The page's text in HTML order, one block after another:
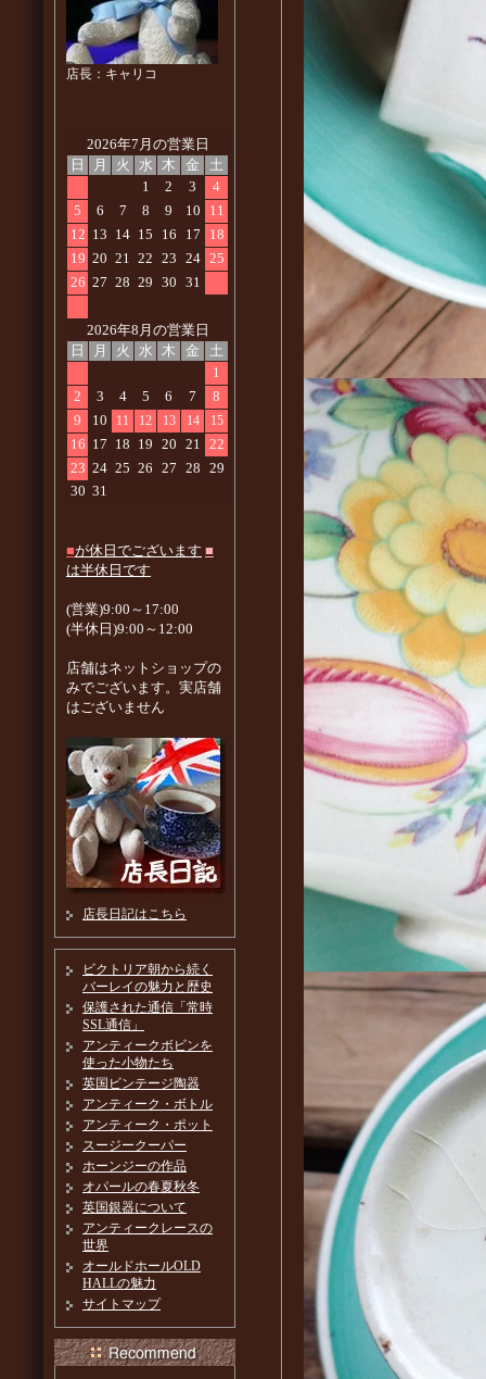
店長：キャリコ
2026年7月の営業日
日
月 火 水 木 金
土
1
2 3
4
5
6 7 8 9 10
11
12 13 14 15 16 17
18
19 20 21 22 23 24 25
26 27 28 29 30 31
2026年8月の営業日
日
月 火 水 木 金
土
1
2
3 4 5 6 7
8
9
10 11 12 13 14 15
16 17 18 19 20 21 22
23 24 25 26 27 28 29
30 31
■が休日でございます ■
は半休日です
(営業)9:00～17:00
(半休日)9:00～12:00
店舗はネットショップの
みでございます。実店舗
はございません
店長日記はこちら
ビクトリア朝から続く
バーレイの魅力と歴史
保護された通信「常時
SSL通信」
アンティークボビンを
使った小物たち
英国ビンテージ陶器
アンティーク・ボトル
アンティーク・ポット
スージークーパー
ホーンジーの作品
オパールの春夏秋冬
英国銀器について
アンティークレースの
世界
オールドホールOLD
HALLの魅力
サイトマップ